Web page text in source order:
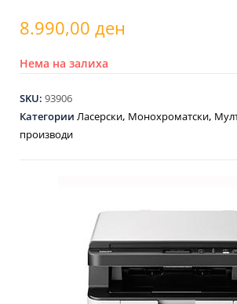
8.990,00 ден
Нема на залиха
SKU: 93906
Категории Ласерски, Монохроматски,
производи